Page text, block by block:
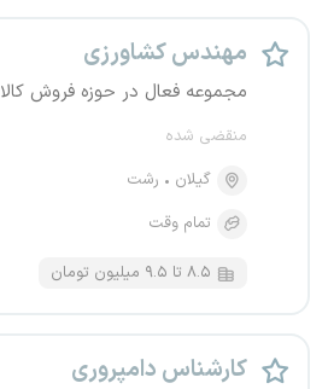
مهندس کشاورزی
مجموعه فعال در حوزه فروش کالا
منقضی شده
گیلان
رشت
تمام وقت
۸.۵ تا ۹.۵ میلیون تومان
کارشناس دامپروری